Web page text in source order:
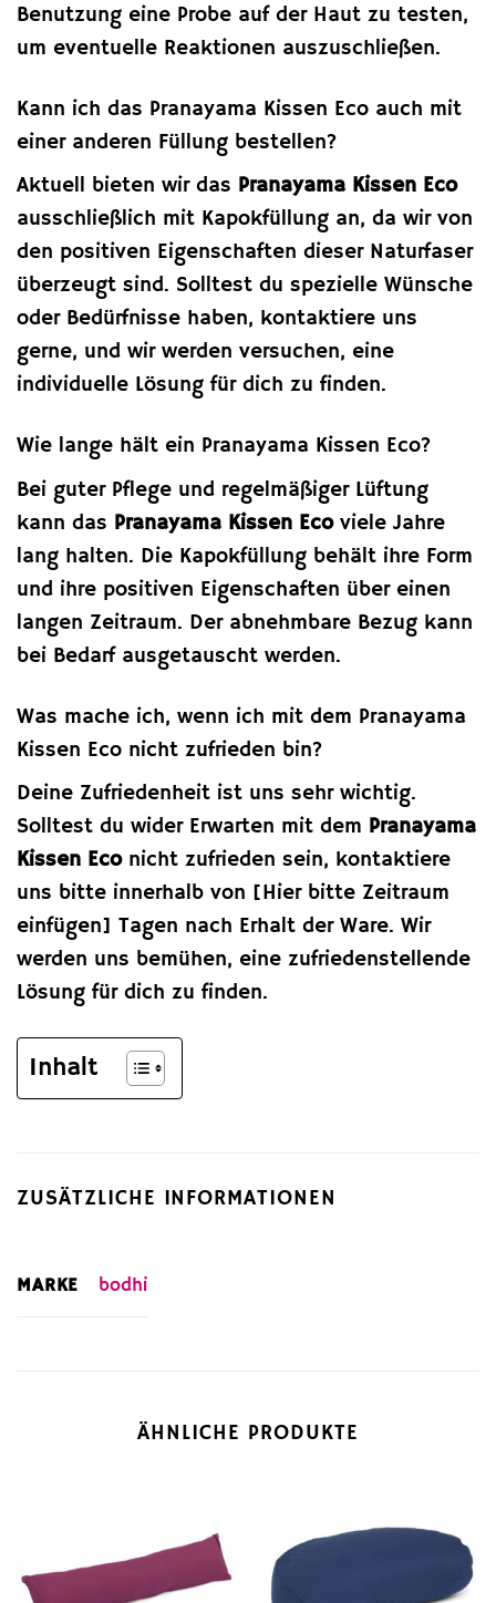
Benutzung eine Probe auf der Haut zu testen,
um eventuelle Reaktionen auszuschließen.
Kann ich das Pranayama Kissen Eco auch mit
einer anderen Füllung bestellen?
Aktuell bieten wir das Pranayama Kissen Eco
ausschließlich mit Kapokfüllung an, da wir von
den positiven Eigenschaften dieser Naturfaser
überzeugt sind. Solltest du spezielle Wünsche
oder Bedürfnisse haben, kontaktiere uns
gerne, und wir werden versuchen, eine
individuelle Lösung für dich zu finden.
Wie lange hält ein Pranayama Kissen Eco?
Bei guter Pflege und regelmäßiger Lüftung
kann das Pranayama Kissen Ecoviele Jahre
lang halten. Die Kapokfüllung behält ihre Form
und ihre positiven Eigenschaften über einen
langen Zeitraum. Der abnehmbare Bezug kann
bei Bedarf ausgetauscht werden.
Was mache ich, wenn ich mit dem Pranayama
Kissen Eco nicht zufrieden bin?
Deine Zufriedenheit ist uns sehr wichtig.
Solltest du wider Erwarten mit dem Pranayama
Kissen Econicht zufrieden sein, kontaktiere
uns bitte innerhalb von [Hier bitte Zeitraum
einfügen] Tagen nach Erhalt der Ware. Wir
werden uns bemühen, eine zufriedenstellende
Lösung für dich zu finden.
Inhalt
ZUSÄTZLICHE INFORMATIONEN
MARKE bodhi
ÄHNLICHE PRODUKTE